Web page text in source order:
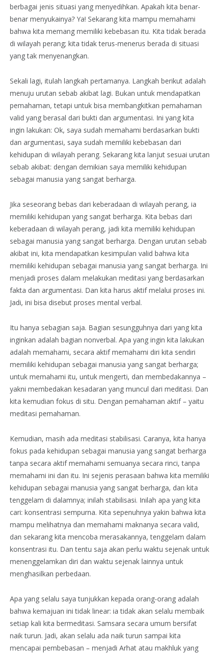
berbagai jenis situasi yang menyedihkan. Apakah kita benar-
benar menyukainya? Ya! Sekarang kita mampu memahami
bahwa kita memang memiliki kebebasan itu. Kita tidak berada
di wilayah perang; kita tidak terus-menerus berada di situasi
yang tak menyenangkan.
Sekali lagi, itulah langkah pertamanya. Langkah berikut adalah
menuju urutan sebab akibat lagi. Bukan untuk mendapatkan
pemahaman, tetapi untuk bisa membangkitkan pemahaman
valid yang berasal dari bukti dan argumentasi. Ini yang kita
ingin lakukan: Ok, saya sudah memahami berdasarkan bukti
dan argumentasi, saya sudah memiliki kebebasan dari
kehidupan di wilayah perang. Sekarang kita lanjut sesuai urutan
sebab akibat: dengan demikian saya memiliki kehidupan
sebagai manusia yang sangat berharga.
Jika seseorang bebas dari keberadaan di wilayah perang, ia
memiliki kehidupan yang sangat berharga. Kita bebas dari
keberadaan di wilayah perang, jadi kita memiliki kehidupan
sebagai manusia yang sangat berharga. Dengan urutan sebab
akibat ini, kita mendapatkan kesimpulan valid bahwa kita
memiliki kehidupan sebagai manusia yang sangat berharga. Ini
menjadi proses dalam melakukan meditasi yang berdasarkan
fakta dan argumentasi. Dan kita harus aktif melalui proses ini.
Jadi, ini bisa disebut proses mental verbal.
Itu hanya sebagian saja. Bagian sesungguhnya dari yang kita
inginkan adalah bagian nonverbal. Apa yang ingin kita lakukan
adalah memahami, secara aktif memahami diri kita sendiri
memiliki kehidupan sebagai manusia yang sangat berharga;
untuk memahami itu, untuk mengerti, dan membedakannya –
yakni membedakan kesadaran yang muncul dari meditasi. Dan
kita kemudian fokus di situ. Dengan pemahaman aktif – yaitu
meditasi pemahaman.
Kemudian, masih ada meditasi stabilisasi. Caranya, kita hanya
fokus pada kehidupan sebagai manusia yang sangat berharga
tanpa secara aktif memahami semuanya secara rinci, tanpa
memahami ini dan itu. Ini sejenis perasaan bahwa kita memiliki
kehidupan sebagai manusia yang sangat berharga, dan kita
tenggelam di dalamnya; inilah stabilisasi. Inilah apa yang kita
cari: konsentrasi sempurna. Kita sepenuhnya yakin bahwa kita
mampu melihatnya dan memahami maknanya secara valid,
dan sekarang kita mencoba merasakannya, tenggelam dalam
konsentrasi itu. Dan tentu saja akan perlu waktu sejenak untuk
menenggelamkan diri dan waktu sejenak lainnya untuk
menghasilkan perbedaan.
Apa yang selalu saya tunjukkan kepada orang-orang adalah
bahwa kemajuan ini tidak linear: ia tidak akan selalu membaik
setiap kali kita bermeditasi. Samsara secara umum bersifat
naik turun. Jadi, akan selalu ada naik turun sampai kita
mencapai pembebasan – menjadi Arhat atau makhluk yang